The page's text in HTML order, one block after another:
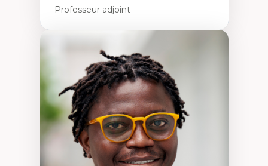
Professeur adjoint
Expertises
Trajectoires migratoires
Migrations forcées
Études des frontières; Enjeux géopolitiques
des migrations
Politiques migratoires
Réfugiés
Demandeurs d’asile
Migrations irrégulières
Migrations temporaires
Migration et changement climatique
Migration et développement